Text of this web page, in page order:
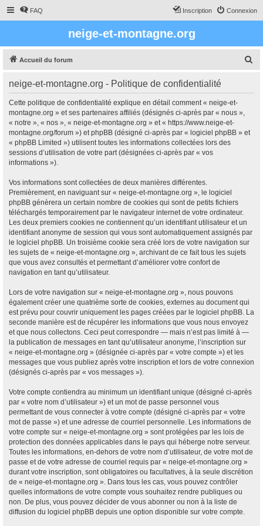
FAQ Connexion
Inscription
neige-et-montagne.org
Accueil du forum
neige-et-montagne.org - Politique de confidentialité
Cette politique de confidentialité explique en détail comment « neige-et-
montagne.org » et ses partenaires affiliés (désignés ci-après par « nous »,
« notre », « nos », « neige-et-montagne.org » et « https://www.neige-et-
montagne.org/forum ») et phpBB (désigné ci-après par « logiciel phpBB » et
« phpBB Limited ») utilisent toutes les informations collectées lors des
sessions d’utilisation de votre part (désignées ci-après par « vos
informations »).
Vos informations sont collectées de deux manières différentes.
Premièrement, en naviguant sur « neige-et-montagne.org », le logiciel
phpBB génèrera un certain nombre de cookies qui sont de petits fichiers
téléchargés temporairement par le navigateur internet de votre ordinateur.
Les deux premiers cookies ne contiennent qu’un identifiant utilisateur et un
identifiant anonyme de session qui vous sont automatiquement assignés par
le logiciel phpBB. Un troisième cookie sera créé lors de votre navigation sur
les sujets de « neige-et-montagne.org », archivant de ce fait tous les sujets
que vous avez consultés et permettant d’améliorer votre confort de
navigation en tant qu’utilisateur.
Lors de votre navigation sur « neige-et-montagne.org », nous pouvons
également créer une quatrième sorte de cookies, externes au document qui
est prévu pour couvrir uniquement les pages créées par le logiciel phpBB. La
seconde manière est de récupérer les informations que vous nous envoyez
et que nous collectons. Ceci peut correspondre — mais n’est pas limité à —
la publication de messages en tant qu’utilisateur anonyme, l’inscription sur
« neige-et-montagne.org » (désignée ci-après par « votre compte ») et les
messages que vous publiez après votre inscription et lors de votre connexion
(désignés ci-après par « vos messages »).
Votre compte contiendra au minimum un identifiant unique (désigné ci-après
par « votre nom d’utilisateur ») et un mot de passe personnel vous
permettant de vous connecter à votre compte (désigné ci-après par « votre
mot de passe ») et une adresse de courriel personnelle. Les informations de
votre compte sur « neige-et-montagne.org » sont protégées par les lois de
protection des données applicables dans le pays qui héberge notre serveur.
Toutes les informations, en-dehors de votre nom d’utilisateur, de votre mot de
passe et de votre adresse de courriel requis par « neige-et-montagne.org »
durant votre inscription, sont obligatoires ou facultatives, à la seule discrétion
de « neige-et-montagne.org ». Dans tous les cas, vous pouvez contrôler
quelles informations de votre compte vous souhaitez rendre publiques ou
non. De plus, vous pouvez décider de vous abonner ou non à la liste de
diffusion du logiciel phpBB depuis une option disponible sur votre compte.